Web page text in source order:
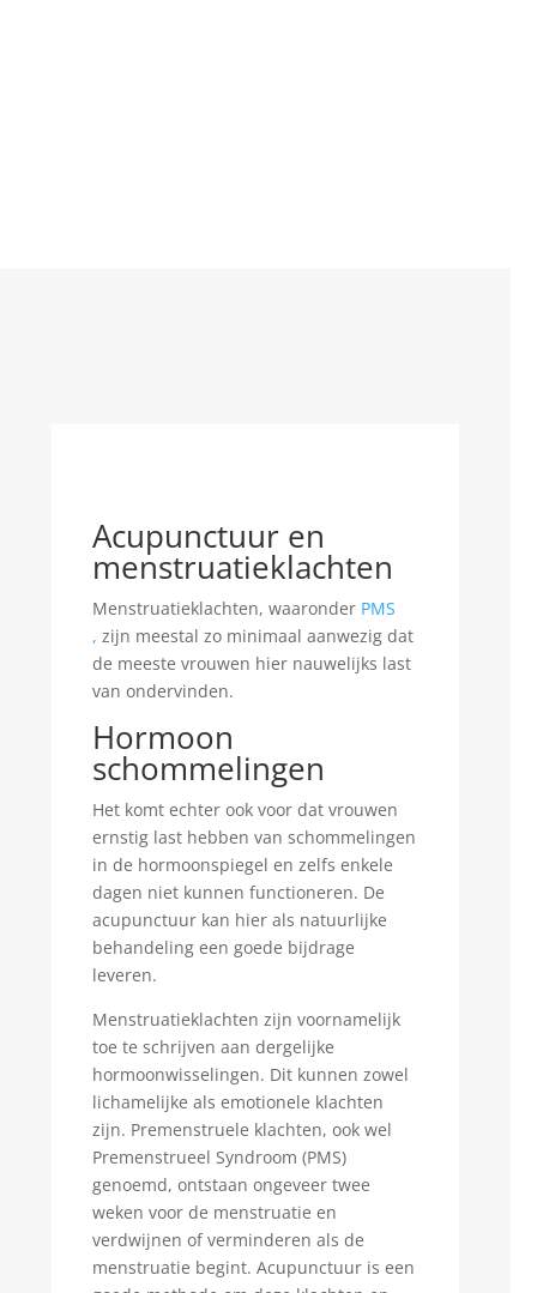
Acupunctuur en
menstruatieklachten
Menstruatieklachten, waaronder PMS
, zijn meestal zo minimaal aanwezig dat
de meeste vrouwen hier nauwelijks last
van ondervinden.
Hormoon
schommelingen
Het komt echter ook voor dat vrouwen
ernstig last hebben van schommelingen
in de hormoonspiegel en zelfs enkele
dagen niet kunnen functioneren. De
acupunctuur kan hier als natuurlijke
behandeling een goede bijdrage
leveren.
Menstruatieklachten zijn voornamelijk
toe te schrijven aan dergelijke
hormoonwisselingen. Dit kunnen zowel
lichamelijke als emotionele klachten
zijn. Premenstruele klachten, ook wel
Premenstrueel Syndroom (PMS)
genoemd, ontstaan ongeveer twee
weken voor de menstruatie en
verdwijnen of verminderen als de
menstruatie begint. Acupunctuur is een